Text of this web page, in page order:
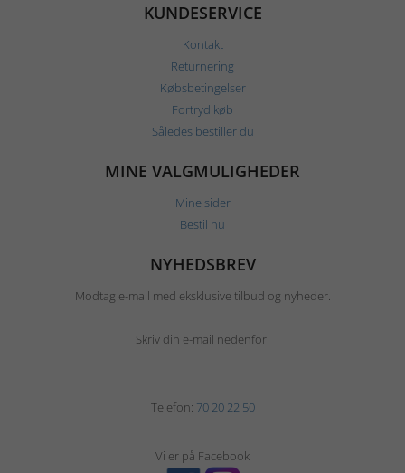
KUNDESERVICE
Kontakt
Returnering
Købsbetingelser
Fortryd køb
Således bestiller du
MINE VALGMULIGHEDER
Mine sider
Bestil nu
NYHEDSBREV
Modtag e-mail med eksklusive tilbud og nyheder.
Skriv din e-mail nedenfor.
Telefon: 70 20 22 50
Vi er på Facebook